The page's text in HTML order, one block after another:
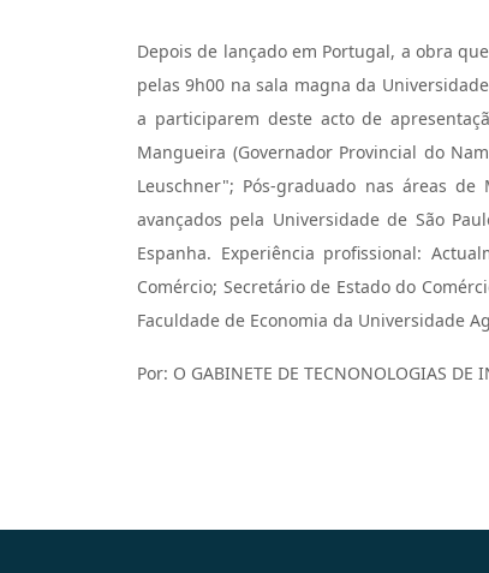
Depois de lançado em Portugal, a obra
pelas 9h00 na sala magna da
a participarem deste acto de
Mangueira (Governador Provincial do
Leuschner"; Pós-graduado nas áreas de
avançados pela Universidade de São
Espanha. Experiência profissional:
Comércio; Secretário de Estado do
Faculdade de Economia da Universidade
Por: O GABINETE DE TECNONOLOGIAS